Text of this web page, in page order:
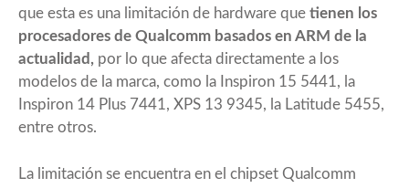
que esta es una limitación de hardware que tienen los
procesadores de Qualcomm basados en ARM de la
actualidad, por lo que afecta directamente a los
modelos de la marca, como la Inspiron 15 5441, la
Inspiron 14 Plus 7441, XPS 13 9345, la Latitude 5455,
entre otros.
La limitación se encuentra en el chipset Qualcomm